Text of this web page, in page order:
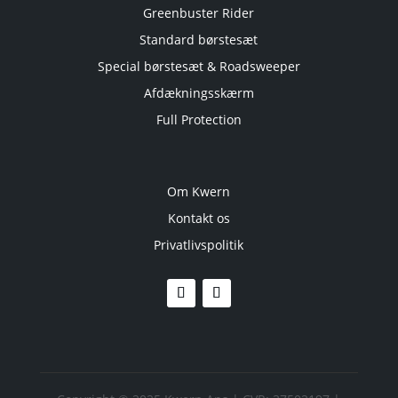
Greenbuster Rider
Standard børstesæt
Special børstesæt & Roadsweeper
Afdækningsskærm
Full Protection
Om Kwern
Kontakt os
Privatlivspolitik